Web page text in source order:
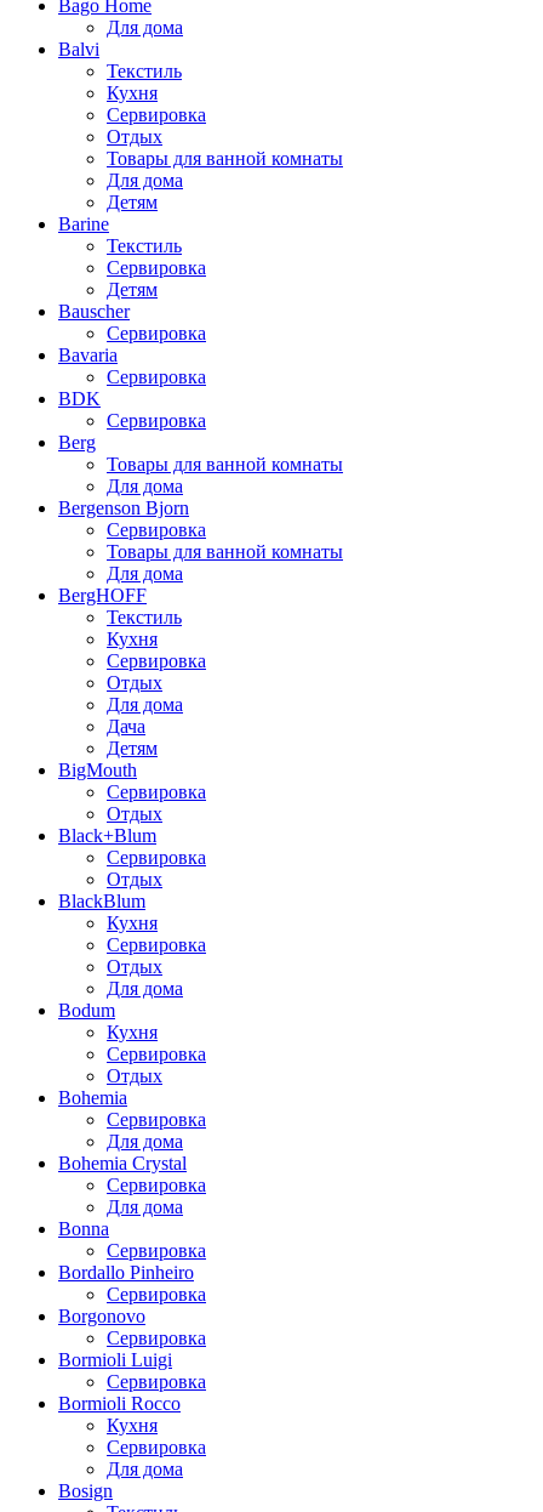
Bago Home
Для дома
Balvi
Текстиль
Кухня
Сервировка
Отдых
Товары для ванной комнаты
Для дома
Детям
Barine
Текстиль
Сервировка
Детям
Bauscher
Сервировка
Bavaria
Сервировка
BDK
Сервировка
Berg
Товары для ванной комнаты
Для дома
Bergenson Bjorn
Сервировка
Товары для ванной комнаты
Для дома
BergHOFF
Текстиль
Кухня
Сервировка
Отдых
Для дома
Дача
Детям
BigMouth
Сервировка
Отдых
Black+Blum
Сервировка
Отдых
BlackBlum
Кухня
Сервировка
Отдых
Для дома
Bodum
Кухня
Сервировка
Отдых
Bohemia
Сервировка
Для дома
Bohemia Crystal
Сервировка
Для дома
Bonna
Сервировка
Bordallo Pinheiro
Сервировка
Borgonovo
Сервировка
Bormioli Luigi
Сервировка
Bormioli Rocco
Кухня
Сервировка
Для дома
Bosign